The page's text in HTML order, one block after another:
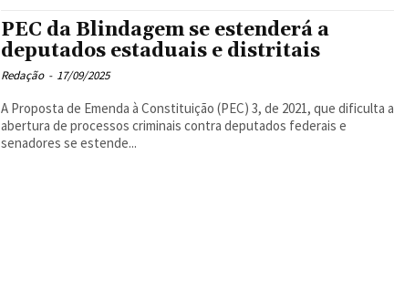
PEC da Blindagem se estenderá a
deputados estaduais e distritais
Redação - 17/09/2025
A Proposta de Emenda à Constituição (PEC) 3, de 2021, que dificulta a
abertura de processos criminais contra deputados federais e
senadores se estende...